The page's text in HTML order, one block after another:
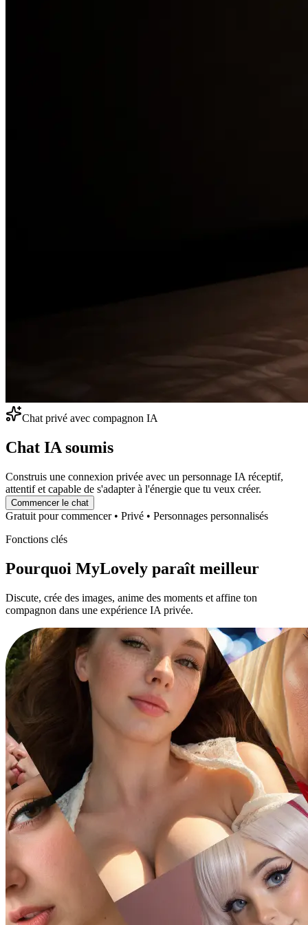
Chat privé avec compagnon IA
Chat IA soumis
Construis une connexion privée avec un personnage IA réceptif,
attentif et capable de s'adapter à l'énergie que tu veux créer.
Commencer le chat
Gratuit pour commencer • Privé • Personnages personnalisés
Fonctions clés
Pourquoi MyLovely paraît meilleur
Discute, crée des images, anime des moments et affine ton
compagnon dans une expérience IA privée.